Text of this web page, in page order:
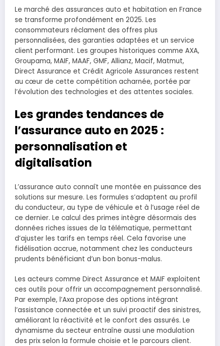
Le marché des assurances auto et habitation en France
se transforme profondément en 2025. Les
consommateurs réclament des offres plus
personnalisées, des garanties adaptées et un service
client performant. Les groupes historiques comme AXA,
Groupama, MAIF, MAAF, GMF, Allianz, Macif, Matmut,
Direct Assurance et Crédit Agricole Assurances restent
au cœur de cette compétition acharnée, portée par
l’évolution des technologies et des attentes sociales.
Les grandes tendances de
l’assurance auto en 2025 :
personnalisation et
digitalisation
L’assurance auto connaît une montée en puissance des
solutions sur mesure. Les formules s’adaptent au profil
du conducteur, au type de véhicule et à l’usage réel de
ce dernier. Le calcul des primes intègre désormais des
données riches issues de la télématique, permettant
d’ajuster les tarifs en temps réel. Cela favorise une
fidélisation accrue, notamment chez les conducteurs
prudents bénéficiant d’un bon bonus-malus.
Les acteurs comme Direct Assurance et MAIF exploitent
ces outils pour offrir un accompagnement personnalisé.
Par exemple, l’Axa propose des options intégrant
l’assistance connectée et un suivi proactif des sinistres,
améliorant la réactivité et le confort des assurés. Le
dynamisme du secteur entraîne aussi une modulation
des prix selon la formule choisie et le parcours client.